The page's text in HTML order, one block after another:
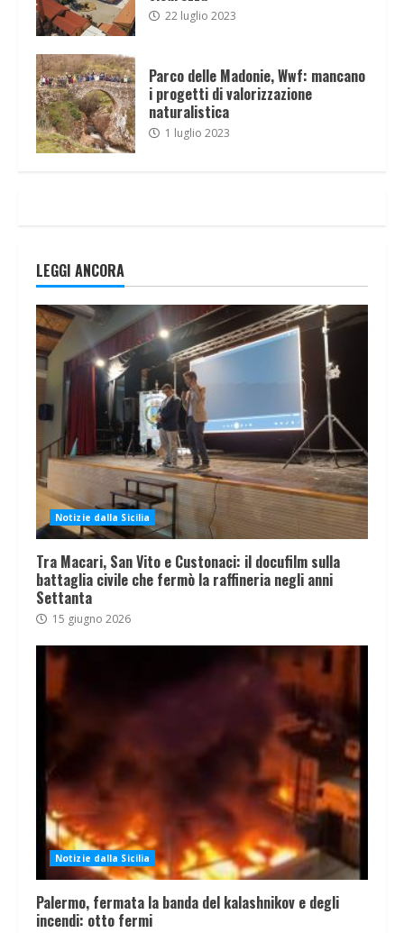
22 luglio 2023
Parco delle Madonie, Wwf: mancano
i progetti di valorizzazione
naturalistica
1 luglio 2023
LEGGI ANCORA
Notizie dalla Sicilia
Tra Macari, San Vito e Custonaci: il docufilm sulla
battaglia civile che fermò la raffineria negli anni
Settanta
15 giugno 2026
Notizie dalla Sicilia
Palermo, fermata la banda del kalashnikov e degli
incendi: otto fermi